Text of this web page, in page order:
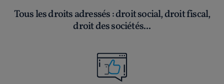
Tous les droits adressés : droit social, droit fiscal,
droit des sociétés...